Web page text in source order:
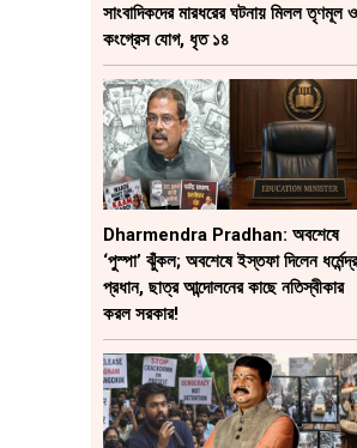
সাংবাদিকদের মারধরের ঘটনায় মিলল তৃণমূল ও
কংগ্রেস যোগ, ধৃত ১৪
Dharmendra Pradhan: অবশেষে
‘পুস্পা’ ঝুঁকল; অবশেষে ইস্তফা দিলেন ধর্মেন্দ্র
প্রধান, ছাত্র আন্দোলনের কাছে নতিস্বীকার
করল সরকার!